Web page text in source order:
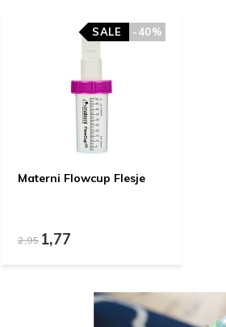
Materni Flowcup Flesje
2,951,77
-40%
SALE -40%
SALE